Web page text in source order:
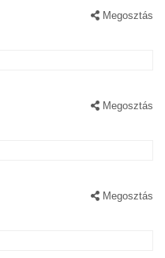
Megosztás
Megosztás
Megosztás